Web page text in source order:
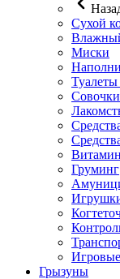
Сухой
Миски
Совочки
Груминг
Грызуны